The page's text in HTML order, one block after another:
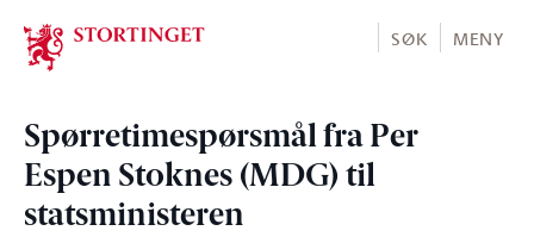
Stortinget.no
SØK MENY
Spørretimespørsmål fra Per
Espen Stoknes (MDG) til
statsministeren